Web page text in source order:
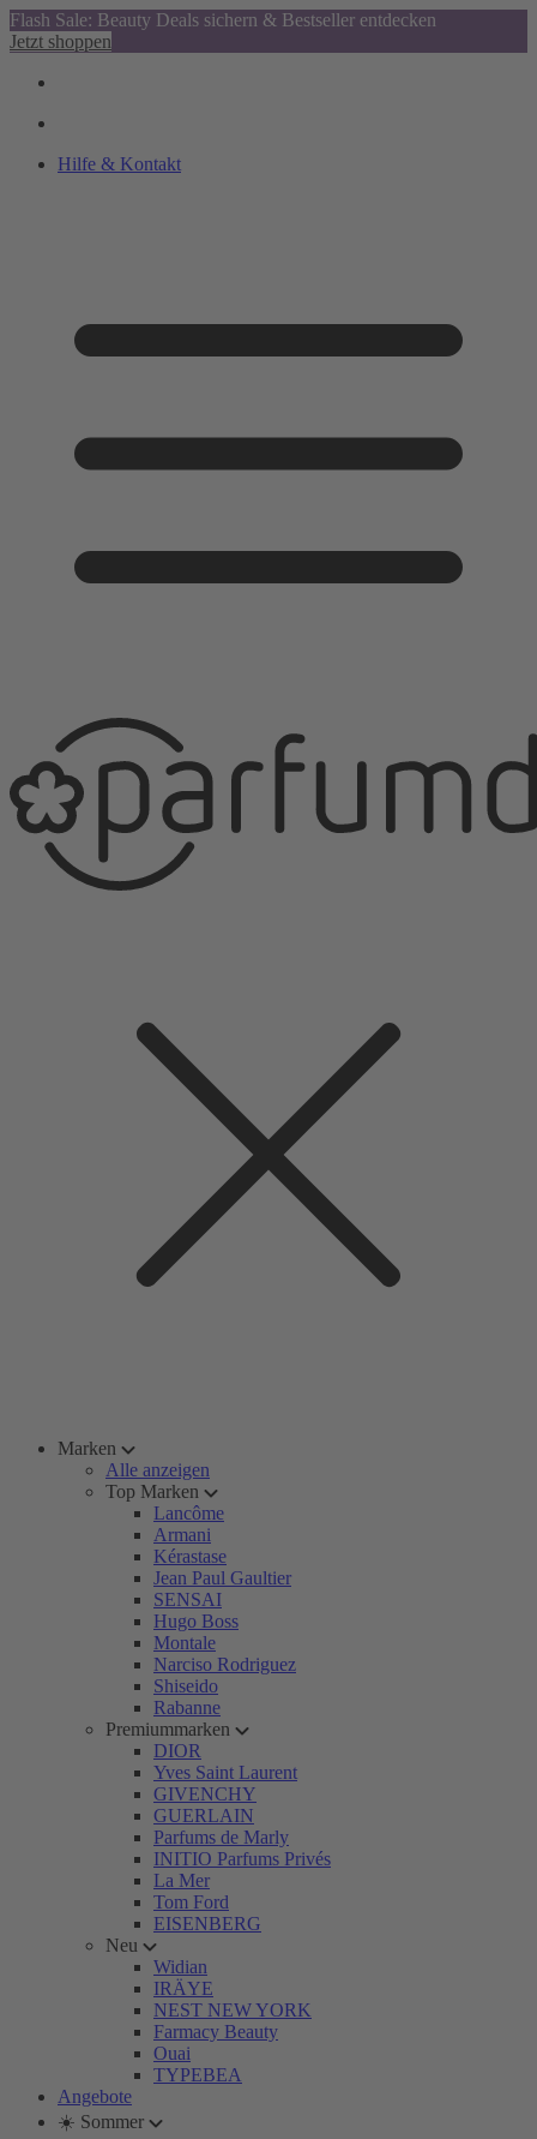
Flash Sale: Beauty Deals sichern & Bestseller entdecken
Jetzt shoppen
Hilfe & Kontakt
Marken
Alle anzeigen
Top Marken
Lancôme
Armani
Kérastase
Jean Paul Gaultier
SENSAI
Hugo Boss
Montale
Narciso Rodriguez
Shiseido
Rabanne
Premiummarken
DIOR
Yves Saint Laurent
GIVENCHY
GUERLAIN
Parfums de Marly
INITIO Parfums Privés
La Mer
Tom Ford
EISENBERG
Neu
Widian
IRÄYE
NEST NEW YORK
Farmacy Beauty
Ouai
TYPEBEA
Angebote
☀️ Sommer